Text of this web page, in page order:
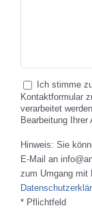
Ich stimme
Kontaktformular
verarbeitet
Bearbeitung Ihrer
Hinweis: Sie
E-Mail an
zum Umgang mit
* Pflichtfeld